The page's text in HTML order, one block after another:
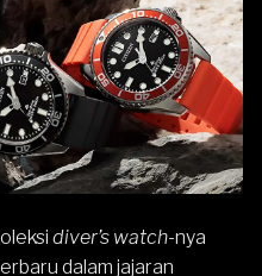
diver’s watch-nya
dalam jajaran